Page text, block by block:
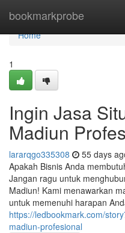
bookmarkprobe
Home
Home
1
Ingin Jasa
Madiun
lararqgo335308 55 days
Apakah Bisnis Anda
Jangan ragu untuk
Madiun! Kami menawarkan
untuk memenuhi harapan
https://ledbookmark.com/
madiun-profesional